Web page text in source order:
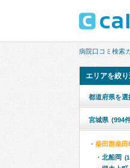
病院口コミ検索
エリアを絞
都道府県を選
宮城県 (994
柴田郡柴田
北船岡